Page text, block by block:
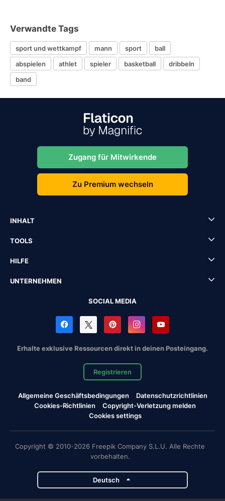
Verwandte Tags
sport und wettkampf mann sport
ball
abspielen
athlet spieler basketball
dribbeln
band
Zugang für Mitwirkende
Zu Premium wechseln
INHALT
TOOLS
HILFE
UNTERNEHMEN
SOCIAL MEDIA
Erhalte exklusive Ressourcen direkt in deinen Posteingang.
Registrieren
Allgemeine Geschäftsbedingungen
Datenschutzrichtlinien
Cookies-Richtlinien
Copyright-Verletzung melden
Cookies settings
Copyright © 2010-2026 Freepik Company S.L.U. Alle Rechte
vorbehalten.
Deutsch